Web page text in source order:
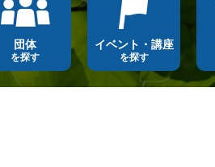
団体
を探す
イベント・講座
を探す